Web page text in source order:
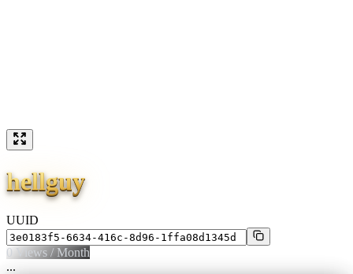
hellguy
UUID
0 Views / Month
...